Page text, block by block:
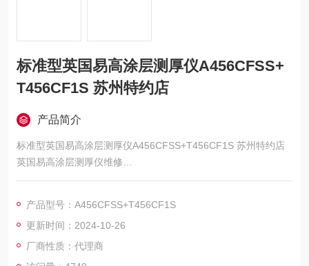
标准型英国易高涂层测厚仪A456CFSS+
T456CF1S 苏州特约店
产品简介
标准型英国易高涂层测厚仪A456CFSS+T456CF1S 苏州特约店
英国易高涂层测厚仪维修
标准型易高测厚仪
产品型号：A456CFSS+T456CF1S
更新时间：2024-10-26
厂商性质：代理商